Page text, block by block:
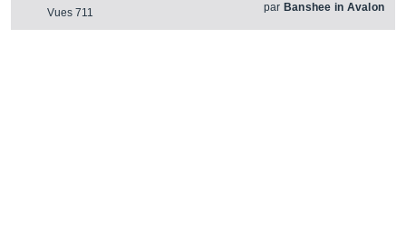
Vues 711
par Banshee in Avalon